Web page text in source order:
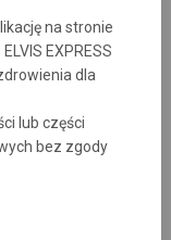
na stronie
EXPRESS
dla
lub części
bez zgody